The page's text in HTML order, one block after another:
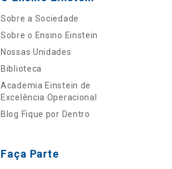
Sobre a Sociedade
Sobre o Ensino Einstein
Nossas Unidades
Biblioteca
Academia Einstein de
Excelência Operacional
Blog Fique por Dentro
Faça Parte